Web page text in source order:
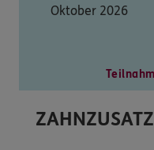
Oktober 2026